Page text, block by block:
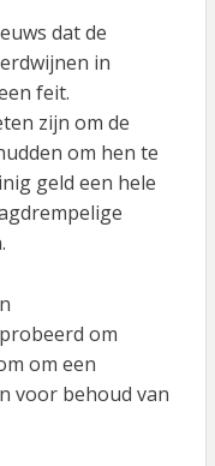
dat de
in
feit.
zijn om de
om hen te
geld een hele
om
om een
voor behoud van